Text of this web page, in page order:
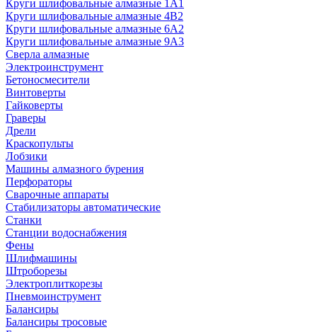
Круги шлифовальные алмазные 1А1
Круги шлифовальные алмазные 4В2
Круги шлифовальные алмазные 6A2
Круги шлифовальные алмазные 9А3
Сверла алмазные
Электроинструмент
Бетоносмесители
Винтоверты
Гайковерты
Граверы
Дрели
Краскопульты
Лобзики
Машины алмазного бурения
Перфораторы
Сварочные аппараты
Стабилизаторы автоматические
Станки
Станции водоснабжения
Фены
Шлифмашины
Штроборезы
Электроплиткорезы
Пневмоинструмент
Балансиры
Балансиры тросовые